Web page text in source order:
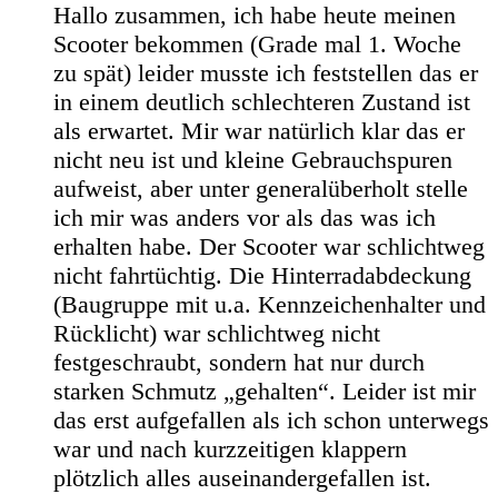
Hallo zusammen, ich habe heute meinen
Scooter bekommen (Grade mal 1. Woche
zu spät) leider musste ich feststellen das er
in einem deutlich schlechteren Zustand ist
als erwartet. Mir war natürlich klar das er
nicht neu ist und kleine Gebrauchspuren
aufweist, aber unter generalüberholt stelle
ich mir was anders vor als das was ich
erhalten habe. Der Scooter war schlichtweg
nicht fahrtüchtig. Die Hinterradabdeckung
(Baugruppe mit u.a. Kennzeichenhalter und
Rücklicht) war schlichtweg nicht
festgeschraubt, sondern hat nur durch
starken Schmutz „gehalten“. Leider ist mir
das erst aufgefallen als ich schon unterwegs
war und nach kurzzeitigen klappern
plötzlich alles auseinandergefallen ist.